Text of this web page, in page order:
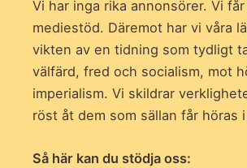
Vi har inga rika annonsörer. Vi
mediestöd. Däremot har vi våra
vikten av en tidning som tydligt
välfärd, fred och socialism, mot
imperialism. Vi skildrar
röst åt dem som sällan får höras
Så här kan du stödja oss: